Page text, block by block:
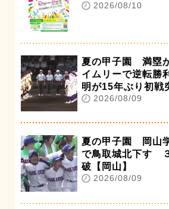
2026/08/10
夏の甲子園 満塁
イムリーで逆転勝
明が15年ぶり初戦
2026/08/09
夏の甲子園 岡山
で鳥取城北下す
破【岡山】
2026/08/09